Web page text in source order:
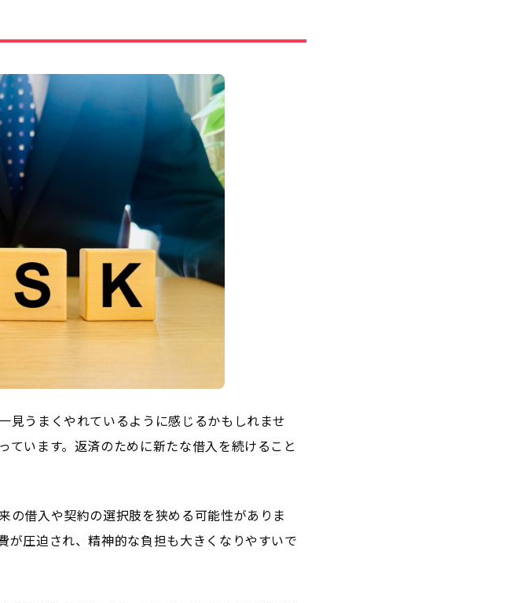
見うまくやれているように感じるかもしれませ
ています。返済のために新たな借入を続けること
の借入や契約の選択肢を狭める可能性がありま
が圧迫され、精神的な負担も大きくなりやすいで